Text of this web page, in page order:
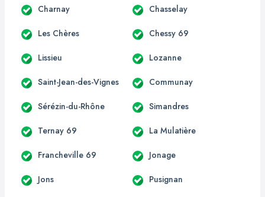
Charnay Chasselay
Les Chères Chessy 69
Lissieu Lozanne
Saint-Jean-des-Vignes Communay
Sérézin-du-Rhône Simandres
Ternay 69 La Mulatière
Francheville 69 Jonage
Jons Pusignan